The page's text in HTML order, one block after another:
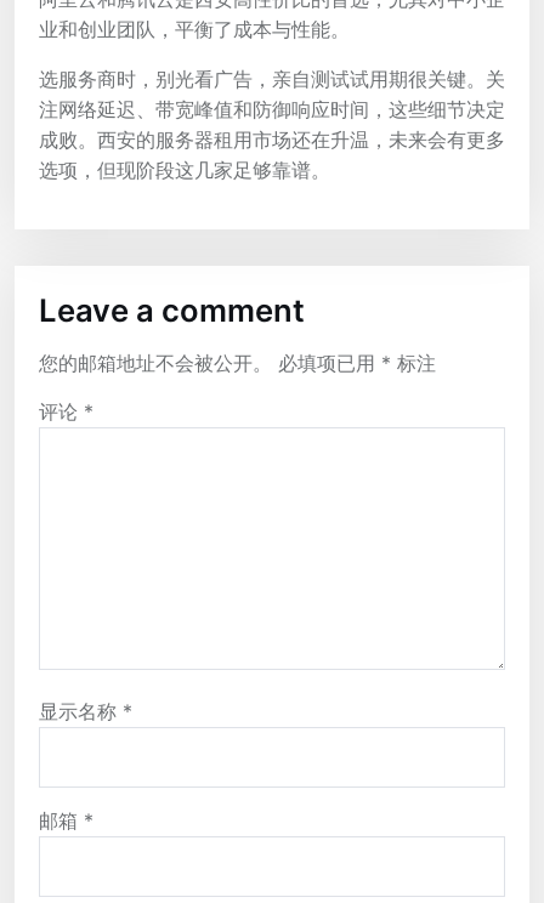
业和创业团队，平衡了成本与性能。
选服务商时，别光看广告，亲自测试试用期很关键。关
注网络延迟、带宽峰值和防御响应时间，这些细节决定
成败。西安的服务器租用市场还在升温，未来会有更多
选项，但现阶段这几家足够靠谱。
Leave a comment
您的邮箱地址不会被公开。 必填项已用 * 标注
评论 *
显示名称 *
邮箱 *